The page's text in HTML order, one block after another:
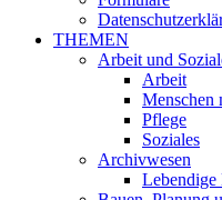
THEMEN
Arbeit und
Arbeit
Menschen
Pflege
Soziales
Archivwesen
Lebendige